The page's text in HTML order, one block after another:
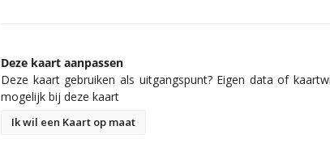
Deze kaart aanpassen
Deze kaart gebruiken als uitgangspunt? Eigen data of
mogelijk bij deze kaart
Ik wil een Kaart op maat